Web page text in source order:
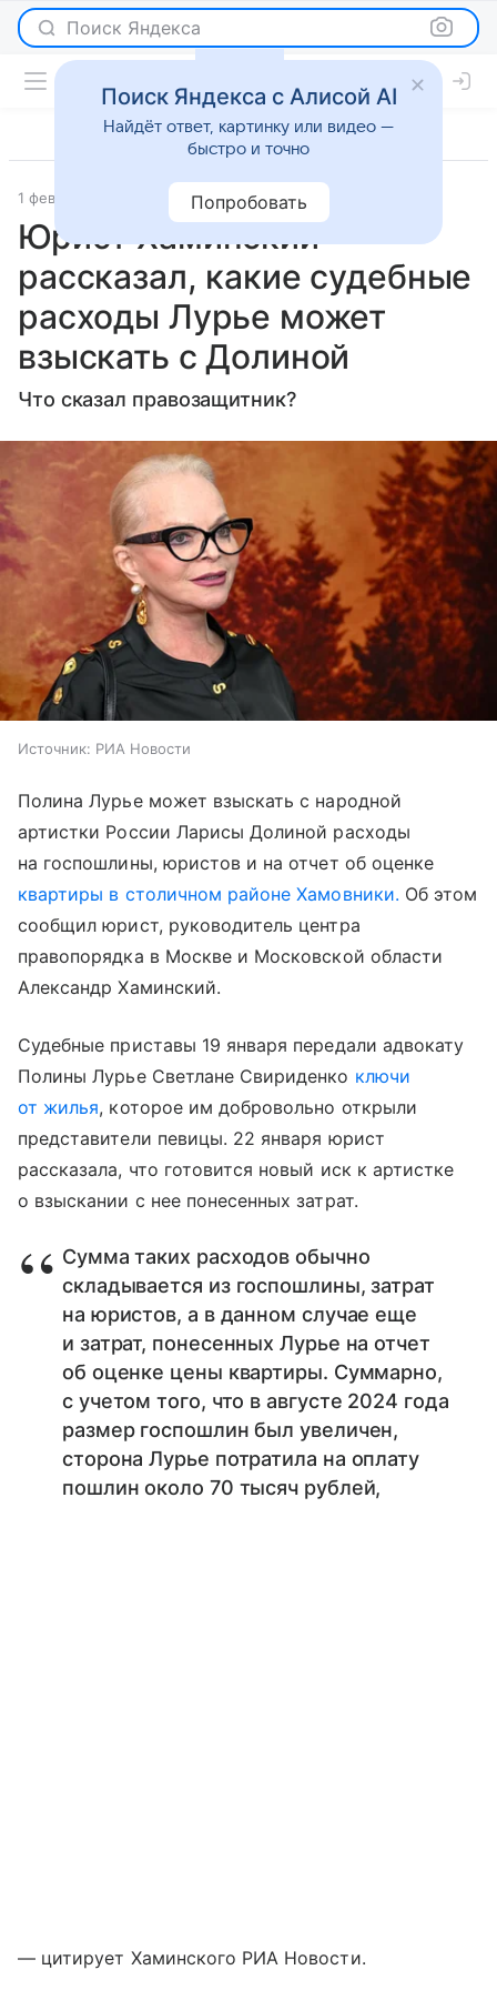
Поиск Яндекса
1 февраля 2026 Вечерняя Москва Светская жизнь
Юрист Хаминский
рассказал, какие судебные
расходы Лурье может
взыскать с Долиной
Что сказал правозащитник?
Источник: РИА Новости
Полина Лурье может взыскать с народной
артистки России Ларисы Долиной расходы
на госпошлины, юристов и на отчет об оценке
квартиры в столичном районе Хамовники. Об этом
сообщил юрист, руководитель центра
правопорядка в Москве и Московской области
Александр Хаминский.
Судебные приставы 19 января передали адвокату
Полины Лурье Светлане Свириденко ключи
от жилья, которое им добровольно открыли
представители певицы. 22 января юрист
рассказала, что готовится новый иск к артистке
о взыскании с нее понесенных затрат.
Сумма таких расходов обычно
складывается из госпошлины, затрат
на юристов, а в данном случае еще
и затрат, понесенных Лурье на отчет
об оценке цены квартиры. Суммарно,
с учетом того, что в августе 2024 года
размер госпошлин был увеличен,
сторона Лурье потратила на оплату
пошлин около 70 тысяч рублей,
— цитирует Хаминского РИА Новости.
Поиск Яндекса с Алисой AI
Найдёт ответ, картинку или видео —
быстро и точно
Попробовать